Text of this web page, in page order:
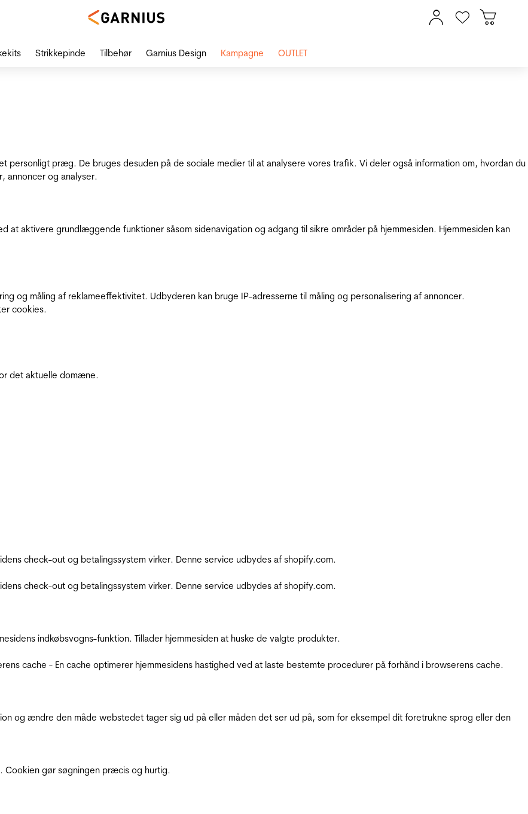
personligt præg. De bruges desuden på de sociale medier til at analysere vores trafik. Vi deler også information om, hvordan du
annoncer og analyser.
aktivere grundlæggende funktioner såsom sidenavigation og adgang til sikre områder på hjemmesiden. Hjemmesiden kan
og måling af reklameeffektivitet. Udbyderen kan bruge IP-adresserne til måling og personalisering af annoncer.
cookies.
det aktuelle domæne.
check-out og betalingssystem virker. Denne service udbydes af shopify.com.
check-out og betalingssystem virker. Denne service udbydes af shopify.com.
indkøbsvogns-funktion. Tillader hjemmesiden at huske de valgte produkter.
cache - En cache optimerer hjemmesidens hastighed ved at laste bestemte procedurer på forhånd i browserens cache.
og ændre den måde webstedet tager sig ud på eller måden det ser ud på, som for eksempel dit foretrukne sprog eller den
Cookien gør søgningen præcis og hurtig.
Strikkepinde Tilbehør Garnius Design Kampagne OUTLET